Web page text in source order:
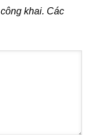
khai. Các